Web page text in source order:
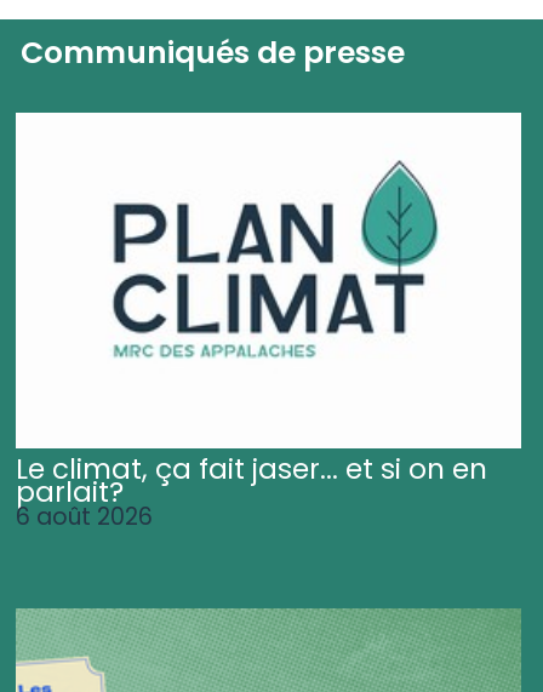
Communiqués de presse
Le climat, ça fait jaser... et si on en
parlait?
6 août 2026